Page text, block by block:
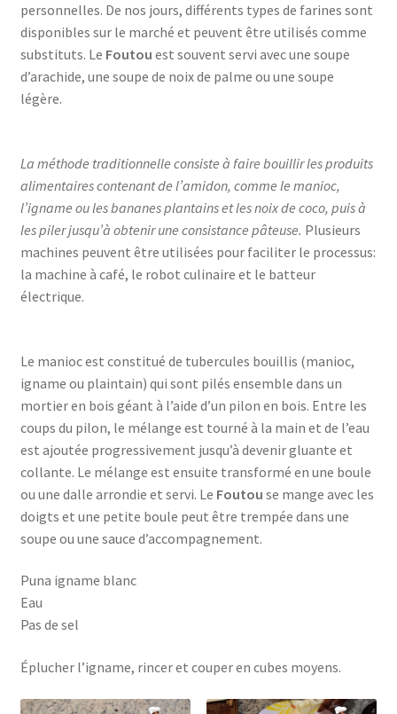
personnelles. De nos jours, différents types de farines sont
disponibles sur le marché et peuvent être utilisés comme
substituts. Le Foutou est souvent servi avec une soupe
d’arachide, une soupe de noix de palme ou une soupe
légère.
La méthode traditionnelle consiste à faire bouillir les produits
alimentaires contenant de l’amidon, comme le manioc,
l’igname ou les bananes plantains et les noix de coco, puis à
les piler jusqu’à obtenir une consistance pâteuse. Plusieurs
machines peuvent être utilisées pour faciliter le processus:
la machine à café, le robot culinaire et le batteur
électrique.
Le manioc est constitué de tubercules bouillis (manioc,
igname ou plaintain) qui sont pilés ensemble dans un
mortier en bois géant à l’aide d’un pilon en bois. Entre les
coups du pilon, le mélange est tourné à la main et de l’eau
est ajoutée progressivement jusqu’à devenir gluante et
collante. Le mélange est ensuite transformé en une boule
ou une dalle arrondie et servi. Le Foutou se mange avec les
doigts et une petite boule peut être trempée dans une
soupe ou une sauce d’accompagnement.
Puna igname blanc
Eau
Pas de sel
Éplucher l’igname, rincer et couper en cubes moyens.